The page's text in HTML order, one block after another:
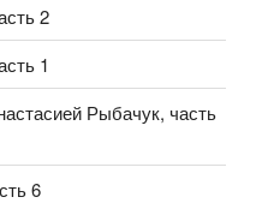
2
1
Рыбачук, часть
6